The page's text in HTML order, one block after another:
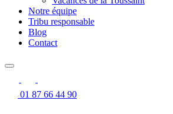
Notre équipe
Tribu responsable
Blog
Contact
01 87 66 44 90